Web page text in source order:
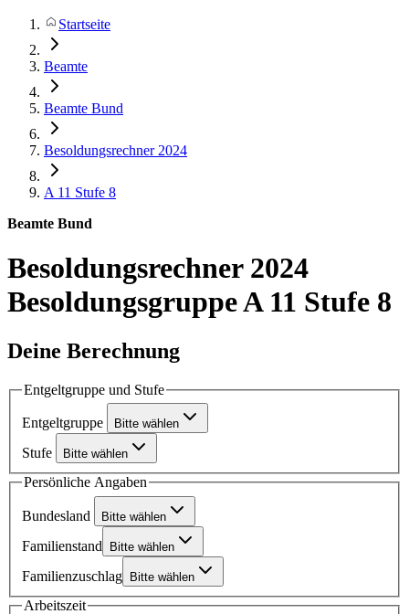
Startseite
Beamte
Beamte Bund
Besoldungsrechner 2024
A 11 Stufe 8
Beamte Bund
Besoldungsrechner 2024
Besoldungsgruppe A 11 Stufe 8
Deine Berechnung
Entgeltgruppe und Stufe
Entgeltgruppe Bitte wählen
Stufe Bitte wählen
Persönliche Angaben
Bundesland Bitte wählen
Familienstand Bitte wählen
Familienzuschlag Bitte wählen
Arbeitszeit